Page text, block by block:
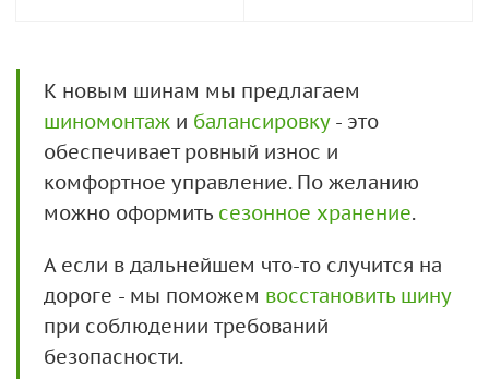
К новым шинам мы предлагаем
шиномонтаж и балансировку- это
обеспечивает ровный износ и
комфортное управление. По желанию
можно оформить сезонное хранение.
А если в дальнейшем что-то случится на
дороге - мы поможем восстановить шину
при соблюдении требований
безопасности.